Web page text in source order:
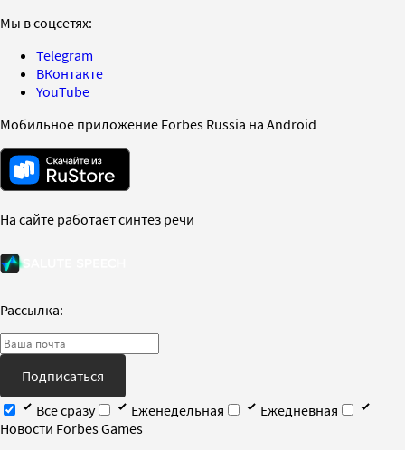
Мы в соцсетях:
Telegram
ВКонтакте
YouTube
Мобильное приложение Forbes Russia на Android
На сайте работает синтез речи
Рассылка:
Подписаться
Все сразу
Еженедельная
Ежедневная
Новости Forbes Games